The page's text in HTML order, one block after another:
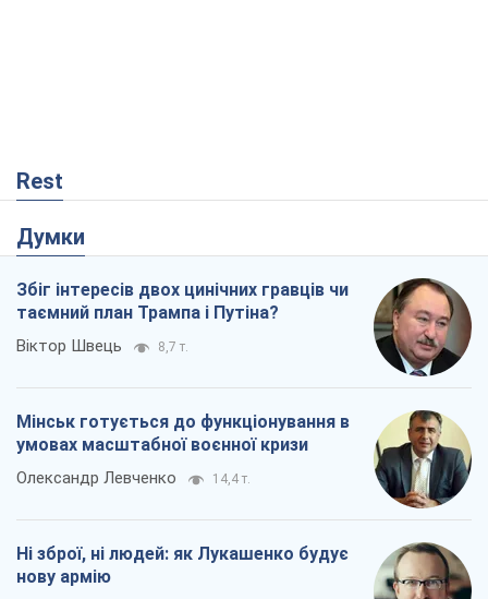
Rest
Думки
Збіг інтересів двох цинічних гравців чи
таємний план Трампа і Путіна?
Віктор Швець 8,7 т.
Мінськ готується до функціонування в
умовах масштабної воєнної кризи
Олександр Левченко 14,4 т.
Ні зброї, ні людей: як Лукашенко будує
нову армію